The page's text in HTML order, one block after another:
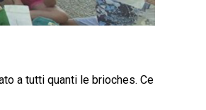
a tutti quanti le brioches. Ce